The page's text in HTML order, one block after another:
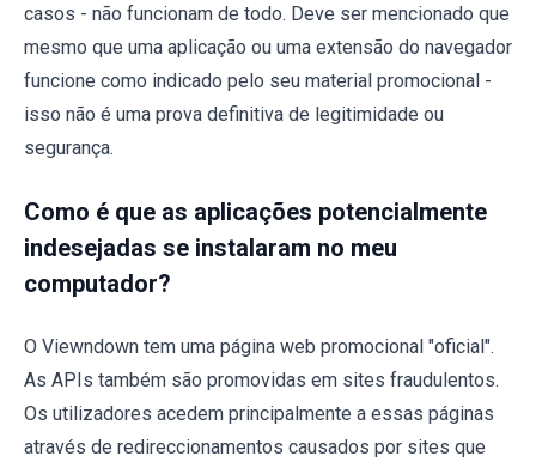
casos - não funcionam de todo. Deve ser mencionado que
mesmo que uma aplicação ou uma extensão do navegador
funcione como indicado pelo seu material promocional -
isso não é uma prova definitiva de legitimidade ou
segurança.
Como é que as aplicações potencialmente
indesejadas se instalaram no meu
computador?
O Viewndown tem uma página web promocional "oficial".
As APIs também são promovidas em sites fraudulentos.
Os utilizadores acedem principalmente a essas páginas
através de redireccionamentos causados por sites que